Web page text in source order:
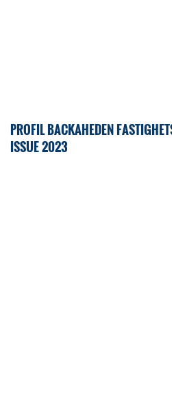
PROFIL BACKAHEDEN
ISSUE 2023